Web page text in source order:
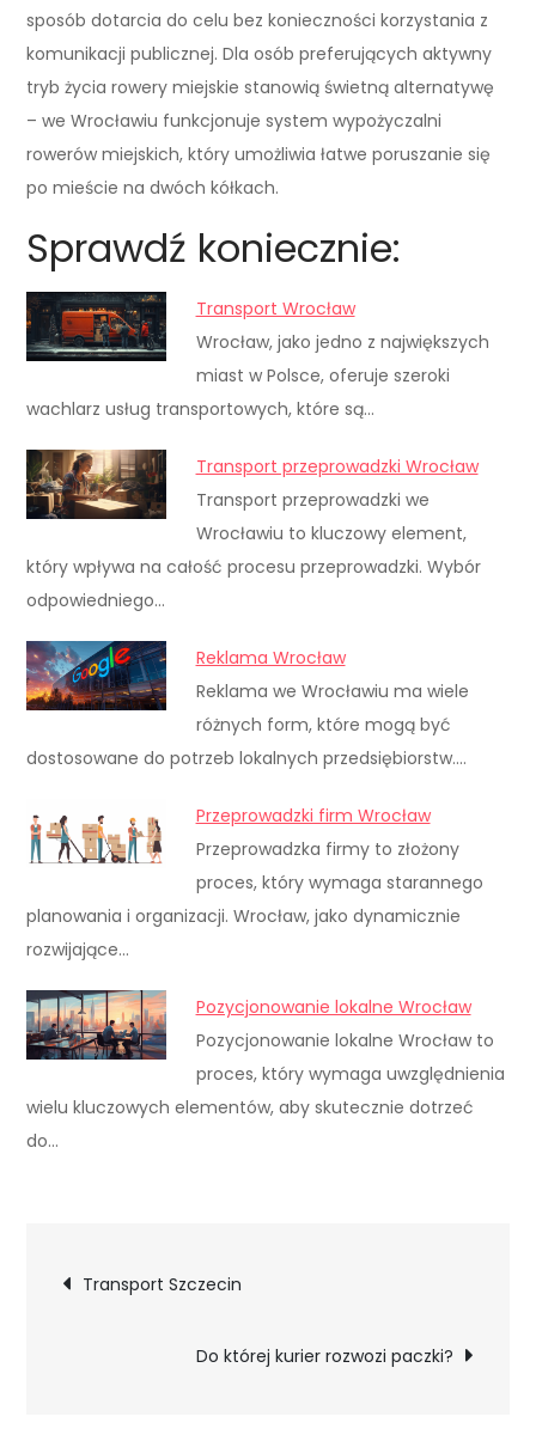
sposób dotarcia do celu bez konieczności korzystania z
komunikacji publicznej. Dla osób preferujących aktywny
tryb życia rowery miejskie stanowią świetną alternatywę
– we Wrocławiu funkcjonuje system wypożyczalni
rowerów miejskich, który umożliwia łatwe poruszanie się
po mieście na dwóch kółkach.
Sprawdź koniecznie:
Transport Wrocław
Wrocław, jako jedno z największych
miast w Polsce, oferuje szeroki
wachlarz usług transportowych, które są…
Transport przeprowadzki Wrocław
Transport przeprowadzki we
Wrocławiu to kluczowy element,
który wpływa na całość procesu przeprowadzki. Wybór
odpowiedniego…
Reklama Wrocław
Reklama we Wrocławiu ma wiele
różnych form, które mogą być
dostosowane do potrzeb lokalnych przedsiębiorstw.…
Przeprowadzki firm Wrocław
Przeprowadzka firmy to złożony
proces, który wymaga starannego
planowania i organizacji. Wrocław, jako dynamicznie
rozwijające…
Pozycjonowanie lokalne Wrocław
Pozycjonowanie lokalne Wrocław to
proces, który wymaga uwzględnienia
wielu kluczowych elementów, aby skutecznie dotrzeć
do…
Nawigacja
wpisu
Transport Szczecin
Do której kurier rozwozi paczki?